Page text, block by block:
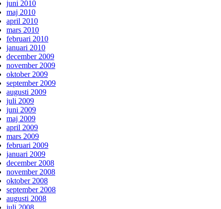
juni 2010
maj 2010
april 2010
mars 2010
februari 2010
januari 2010
december 2009
november 2009
oktober 2009
september 2009
augusti 2009
juli 2009
juni 2009
maj 2009
april 2009
mars 2009
februari 2009
januari 2009
december 2008
november 2008
oktober 2008
september 2008
augusti 2008
juli 2008